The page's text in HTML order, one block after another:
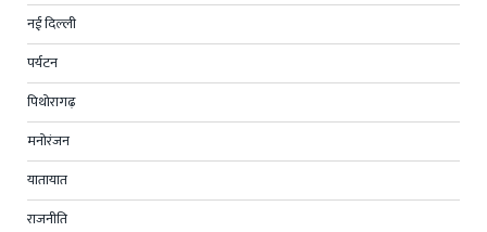
नई दिल्ली
पर्यटन
पिथोरागढ़
मनोरंजन
यातायात
राजनीति